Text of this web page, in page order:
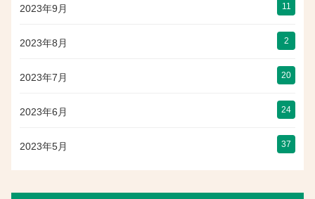
2023年9月 11
2023年8月 2
2023年7月 20
2023年6月 24
2023年5月 37